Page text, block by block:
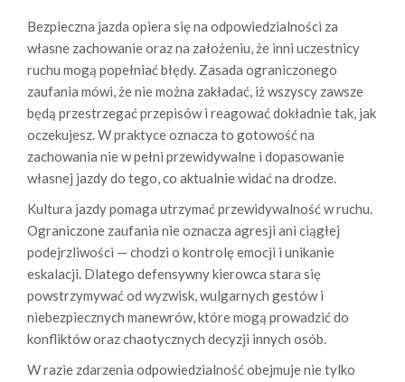
Bezpieczna jazda opiera się na odpowiedzialności za
własne zachowanie oraz na założeniu, że inni uczestnicy
ruchu mogą popełniać błędy. Zasada ograniczonego
zaufania mówi, że nie można zakładać, iż wszyscy zawsze
będą przestrzegać przepisów i reagować dokładnie tak, jak
oczekujesz. W praktyce oznacza to gotowość na
zachowania nie w pełni przewidywalne i dopasowanie
własnej jazdy do tego, co aktualnie widać na drodze.
Kultura jazdy pomaga utrzymać przewidywalność w ruchu.
Ograniczone zaufania nie oznacza agresji ani ciągłej
podejrzliwości — chodzi o kontrolę emocji i unikanie
eskalacji. Dlatego defensywny kierowca stara się
powstrzymywać od wyzwisk, wulgarnych gestów i
niebezpiecznych manewrów, które mogą prowadzić do
konfliktów oraz chaotycznych decyzji innych osób.
W razie zdarzenia odpowiedzialność obejmuje nie tylko